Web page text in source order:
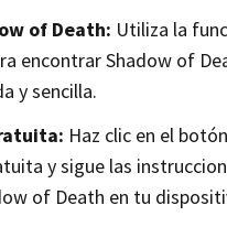
of Death: Utiliza la
encontrar Shadow of
y sencilla.
Haz clic en el
y sigue las
of Death en tu